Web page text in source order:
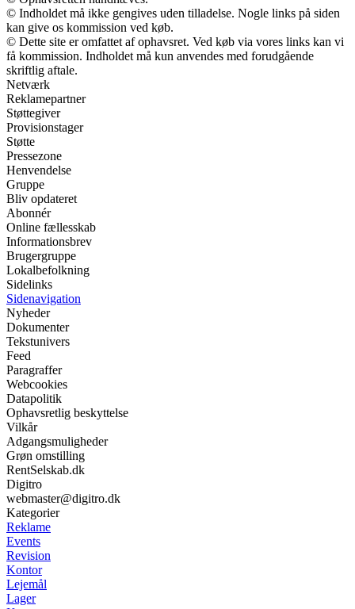
© Indholdet må ikke gengives uden tilladelse. Nogle links på siden
kan give os kommission ved køb.
© Dette site er omfattet af ophavsret. Ved køb via vores links kan vi
få kommission. Indholdet må kun anvendes med forudgående
skriftlig aftale.
Netværk
Reklamepartner
Støttegiver
Provisionstager
Støtte
Pressezone
Henvendelse
Gruppe
Bliv opdateret
Abonnér
Online fællesskab
Informationsbrev
Brugergruppe
Lokalbefolkning
Sidelinks
Sidenavigation
Nyheder
Dokumenter
Tekstunivers
Feed
Paragraffer
Webcookies
Datapolitik
Ophavsretlig beskyttelse
Vilkår
Adgangsmuligheder
Grøn omstilling
RentSelskab.dk
Digitro
webmaster@digitro.dk
Kategorier
Reklame
Events
Revision
Kontor
Lejemål
Lager